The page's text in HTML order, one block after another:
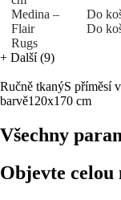
Do
Do
+ Další (9)
Ručně tkanýS příměsí
barvě120x170 cm
Všechny
Objevte